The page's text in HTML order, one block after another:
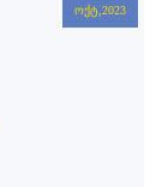
ᲝᲥᲢ,2023